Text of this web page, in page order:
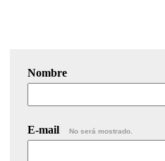
Nombre
E-mail No será mostrado.